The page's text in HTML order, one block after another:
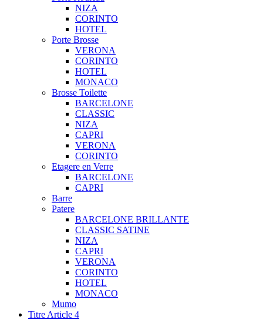
NIZA
CORINTO
HOTEL
Porte Brosse
VERONA
CORINTO
HOTEL
MONACO
Brosse Toilette
BARCELONE
CLASSIC
NIZA
CAPRI
VERONA
CORINTO
Etagere en Verre
BARCELONE
CAPRI
Barre
Patere
BARCELONE BRILLANTE
CLASSIC SATINE
NIZA
CAPRI
VERONA
CORINTO
HOTEL
MONACO
Mumo
Titre Article 4